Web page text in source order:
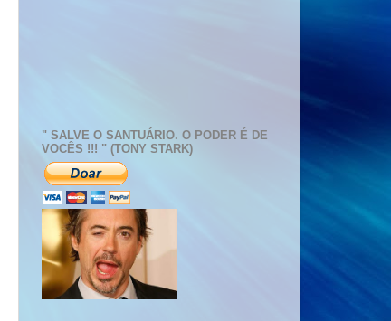
" SALVE O SANTUÁRIO. O PODER É DE
VOCÊS !!! " (TONY STARK)